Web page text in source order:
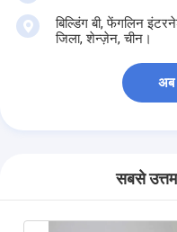
बिल्डिंग बी, फेंगलिन
जिला, शेन्ज़ेन, चीन।
अब
सबसे उत्तम